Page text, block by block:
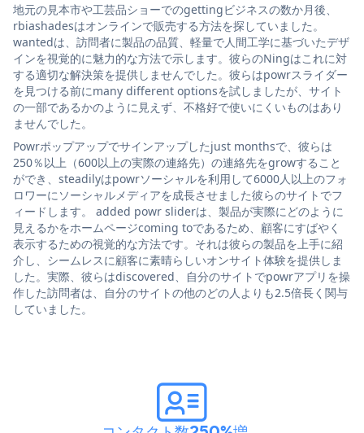
地元の見本市や工芸品ショーでのgettingビジネスの数か月後、
rbiashadesはオンラインで販売する方法を探していました。
wantedは、訪問者に製品の品質、軽量で人間工学に基づいたデザ
インを視覚的に魅力的な方法で示します。彼らのNingはこれに対
する適切な解決策を提供しませんでした。彼らはpowrスライダー
を見つける前にmany different optionsを試しましたが、サイト
の一部であるかのように見えず、不格好で使いにくいものはあり
ませんでした。
Powrポップアップでサインアップしたjust monthsで、彼らは
250％以上（600以上の実際の連絡先）の連絡先をgrowすること
ができ、steadilyはpowrソーシャルを利用して6000人以上のフォ
ロワーにソーシャルメディアを成長させました彼らのサイトでフ
ィードします。 added powr sliderは、製品が実際にどのように
見えるかをホームページcoming toであるため、顧客にすばやく
表示するための視覚的な方法です。それは彼らの製品を上手に紹
介し、シームレスに顧客に素晴らしいオンサイト体験を提供しま
した。実際、彼らはdiscovered、自分のサイトでpowrアプリを操
作した訪問者は、自分のサイトの他のどの人よりも2.5倍長く関与
していました。